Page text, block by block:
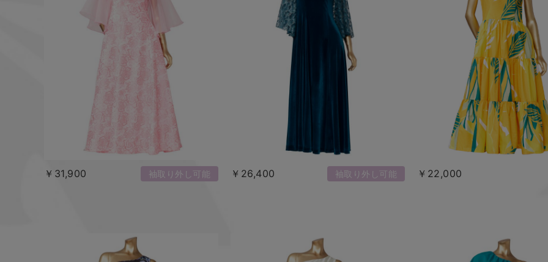
￥31,900 袖取り外し可能 ￥26,400 袖取り外し可能 ￥22,000